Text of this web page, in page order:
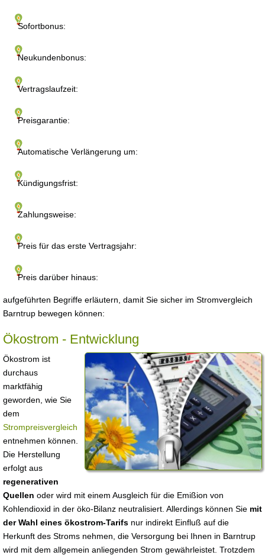
Sofortbonus:
Neukundenbonus:
Vertragslaufzeit:
Preisgarantie:
Automatische Verlängerung um:
Kündigungsfrist:
Zahlungsweise:
Preis für das erste Vertragsjahr:
Preis darüber hinaus:
aufgeführten Begriffe erläutern, damit Sie sicher im Stromvergleich
Barntrup bewegen können:
Ökostrom - Entwicklung
Ökostrom ist
durchaus
marktfähig
geworden, wie Sie
dem
Strompreisvergleich
entnehmen können.
Die Herstellung
erfolgt aus
regenerativen
Quellen oder wird mit einem Ausgleich für die Emißion von
Kohlendioxid in der öko-Bilanz neutralisiert. Allerdings können Sie mit
der Wahl eines ökostrom-Tarifs nur indirekt Einfluß auf die
Herkunft des Stroms nehmen, die Versorgung bei Ihnen in Barntrup
wird mit dem allgemein anliegenden Strom gewährleistet. Trotzdem